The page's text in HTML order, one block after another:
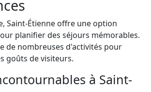
Saint-Étienne offre une option
planifier des séjours mémorables.
de nombreuses d'activités pour
goûts de visiteurs.
à Saint-